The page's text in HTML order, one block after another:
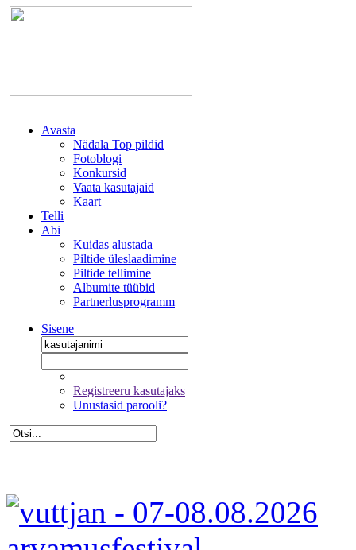
Avasta
Nädala Top pildid
Fotoblogi
Konkursid
Vaata kasutajaid
Kaart
Telli
Abi
Kuidas alustada
Piltide üleslaadimine
Piltide tellimine
Albumite tüübid
Partnerlusprogramm
Sisene
Registreeru kasutajaks
Unustasid parooli?